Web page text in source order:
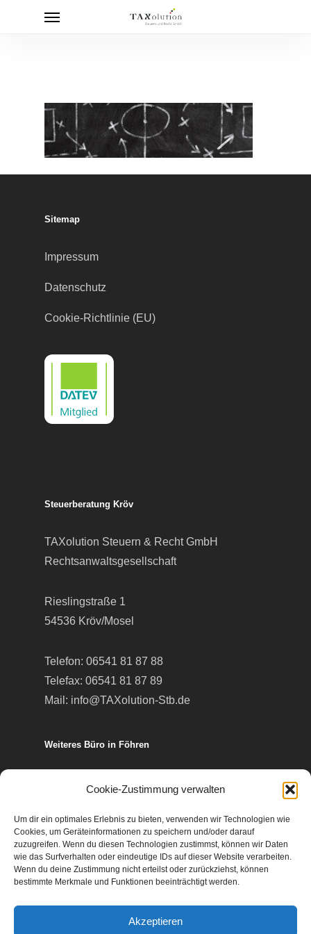
Cookie-Zustimmung verwalten
Um dir ein optimales Erlebnis zu bieten, verwenden wir Technologien wie
Cookies, um Geräteinformationen zu speichern und/oder darauf
zuzugreifen. Wenn du diesen Technologien zustimmst, können wir Daten
wie das Surfverhalten oder eindeutige IDs auf dieser Website verarbeiten.
Wenn du deine Zustimmung nicht erteilst oder zurückziehst, können
bestimmte Merkmale und Funktionen beeinträchtigt werden.
Akzeptieren
Menu
Sitemap
Impressum
Datenschutz
Cookie-Richtlinie (EU)
Steuerberatung Kröv
TAXolution Steuern & Recht GmbH
Rechtsanwaltsgesellschaft
Rieslingstraße 1
54536 Kröv/Mosel
Telefon: 06541 81 87 88
Telefax: 06541 81 87 89
Mail: info@TAXolution-Stb.de
Weiteres Büro in Föhren
Telefon: 06502 99 95 80
Telefax: 06502 99 95 899
Mail:info@TAXolution-Stb.de